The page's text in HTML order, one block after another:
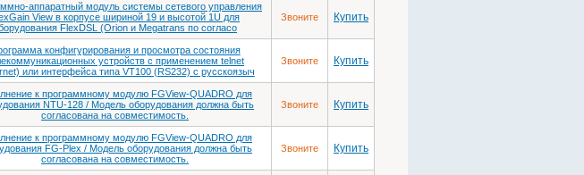
аппаратный модуль системы сетевого управления
View в корпусе шириной 19 и высотой 1U для
FlexDSL (Orion и Megatrans по согласо
Звоните Купить
конфигурирования и просмотра состояния
устройств с применением telnet
или интерфейса типа VT100 (RS232) c русскоязыч
Звоните Купить
к программному модулю FGView-QUADRO для
NTU-128 / Модель оборудования должна быть
согласована на совместимость.
Звоните Купить
к программному модулю FGView-QUADRO для
FG-Plex / Модель оборудования должна быть
согласована на совместимость.
Звоните Купить